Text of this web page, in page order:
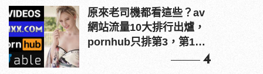
原來老司機都看這些？av
網站流量10大排行出爐，
pornhub只排第3，第1名
4